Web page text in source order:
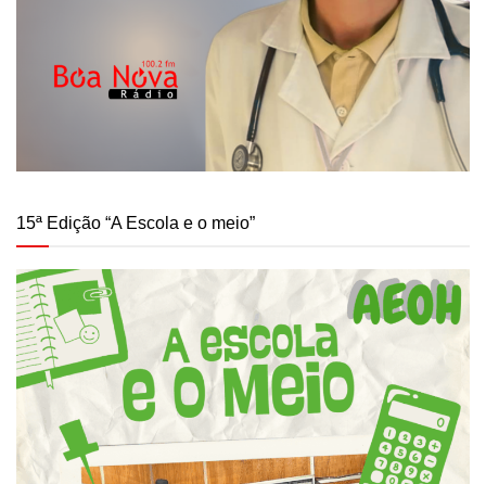
15ª Edição “A Escola e o meio”